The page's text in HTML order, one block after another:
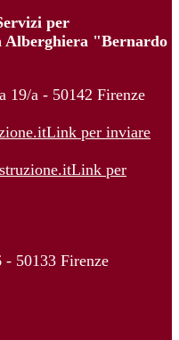
per
Alberghiera "Bernardo
19/a - 50142 Firenze
Link per inviare
Link per
- 50133 Firenze